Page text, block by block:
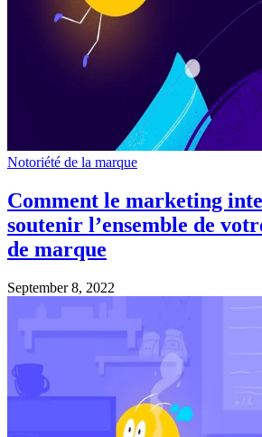
Notoriété de la marque
Comment le marketing
soutenir l’ensemble de
de marque
September 8, 2022